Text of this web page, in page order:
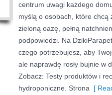
centrum uwagi każdego
myślą o osobach, które chcą
zieloną oazę, pełną
podpowiedzi. Na
czego potrzebujesz, aby
ale naprawdę rosły bujnie w
Zobacz: Testy produktów i
hydroponiczne. Strona [